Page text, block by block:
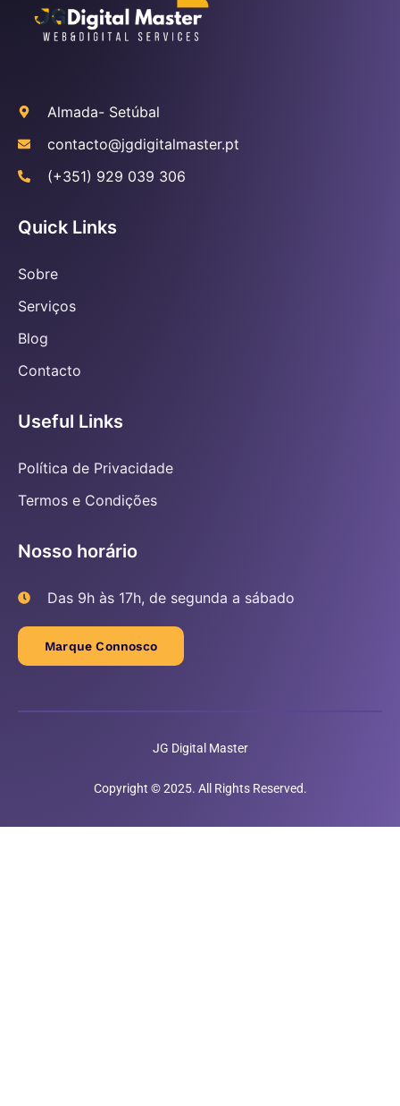
Almada- Setúbal
contacto@jgdigitalmaster.pt
(+351) 929 039 306
Quick Links
Sobre
Serviços
Blog
Contacto
Useful Links
Política de Privacidade
Termos e Condições
Nosso horário
Das 9h às 17h, de segunda a sábado
Marque Connosco
JG Digital Master
Copyright © 2025. All Rights Reserved.